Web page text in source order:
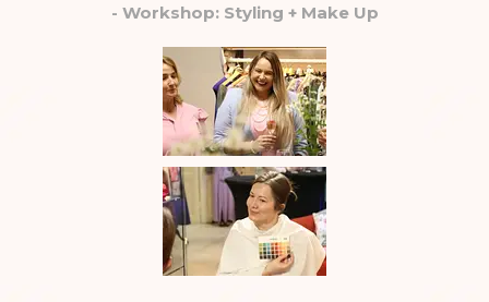
- Workshop: Styling + Make Up